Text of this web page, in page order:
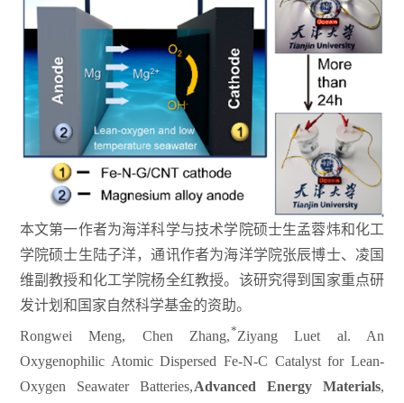
本文第一作者为海洋科学与技术学院硕士生孟蓉炜和化工
学院硕士生陆子洋，通讯作者为海洋学院张辰博士、凌国
维副教授和化工学院杨全红教授。该研究得到国家重点研
发计划和国家自然科学基金的资助。
Rongwei Meng, Chen Zhang,*Ziyang Luet al. An
Oxygenophilic Atomic Dispersed Fe-N-C Catalyst for Lean-
Oxygen Seawater Batteries,Advanced Energy Materials,